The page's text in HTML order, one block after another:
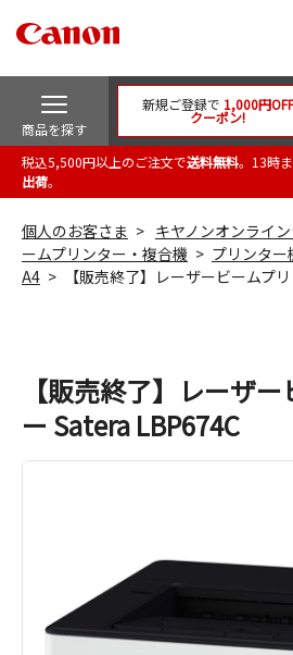
商品を探す
新規ご登録で 1,000円OFF
クーポン!
税込5,500円以上のご注文で送料無料。13時
出荷。
個人のお客さま キヤノンオンライ
ームプリンター・複合機
プリンター
A4
【販売終了】レーザービームプ
【販売終了】レーザ
ー Satera LBP674C